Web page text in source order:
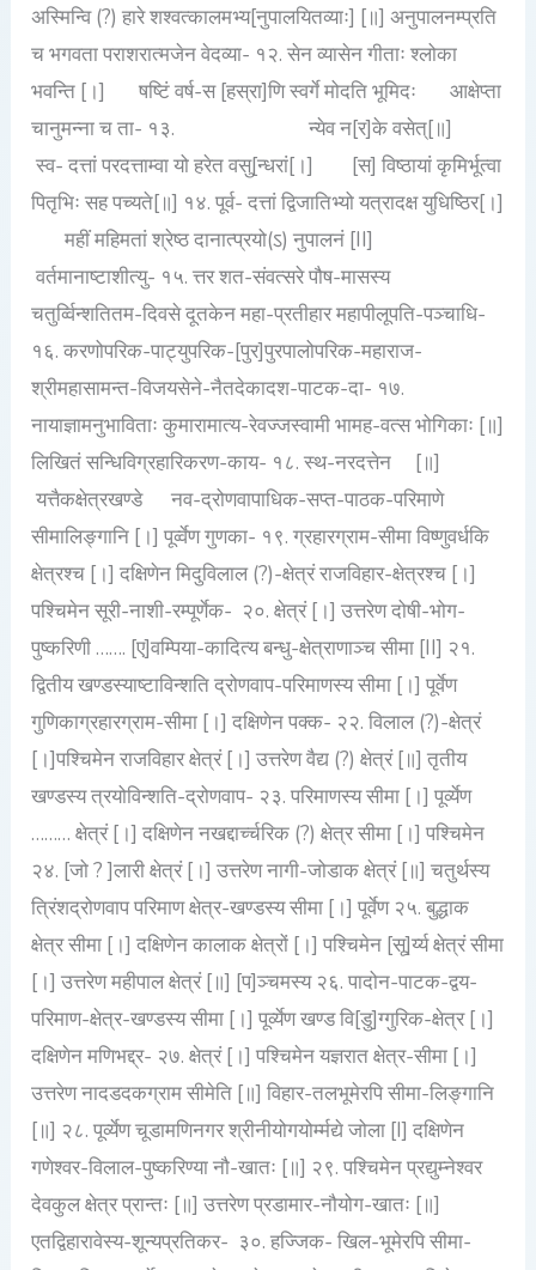
अस्मिन्वि (?) हारे शश्वत्कालमभ्य[नुपालयितव्याः] [॥] अनुपालनम्प्रति
च भगवता पराशरात्मजेन वेदव्या- १२. सेन व्यासेन गीताः श्लोका
भवन्ति [।] षष्टिं वर्ष-स [हस्रा]णि स्वर्गे मोदति भूमिदः आक्षेप्ता
चानुमन्ना च ता- १३. न्येव न[र]के वसेत्[॥]
स्व- दत्तां परदत्ताम्वा यो हरेत वसु[न्धरां[।] [स] विष्ठायां कृमिर्भूत्वा
पितृभिः सह पच्यते[॥] १४. पूर्व- दत्तां द्विजातिभ्यो यत्रादक्ष युधिष्ठिर[।]
महीं महिमतां श्रेष्ठ दानात्प्रयो(ऽ) नुपालनं [II]
वर्तमानाष्टाशीत्यु- १५. त्तर शत-संवत्सरे पौष-मासस्य
चतुर्व्विन्शतितम-दिवसे दूतकेन महा-प्रतीहार महापीलूपति-पञ्चाधि-
१६. करणोपरिक-पाट्युपरिक-[पुर]पुरपालोपरिक-महाराज-
श्रीमहासामन्त-विजयसेने-नैतदेकादश-पाटक-दा- १७.
नायाज्ञामनुभाविताः कुमारामात्य-रेवज्जस्वामी भामह-वत्स भोगिकाः [॥]
लिखितं सन्धिविग्रहारिकरण-काय- १८. स्थ-नरदत्तेन [॥]
यत्तैकक्षेत्रखण्डे नव-द्रोणवापाधिक-सप्त-पाठक-परिमाणे
सीमालिङ्गानि [।] पूर्व्वेण गुणका- १९. ग्रहारग्राम-सीमा विष्णुवर्धकि
क्षेत्रश्च [।] दक्षिणेन मिदुविलाल (?)-क्षेत्रं राजविहार-क्षेत्रश्च [।]
पश्चिमेन सूरी-नाशी-रम्पूर्णेक- २०. क्षेत्रं [।] उत्तरेण दोषी-भोग-
पुष्करिणी ……. [ए]वम्पिया-कादित्य बन्धु-क्षेत्राणाञ्च सीमा [II] २१.
द्वितीय खण्डस्याष्टाविन्शति द्रोणवाप-परिमाणस्य सीमा [।] पूर्वेण
गुणिकाग्रहारग्राम-सीमा [।] दक्षिणेन पक्क- २२. विलाल (?)-क्षेत्रं
[।]पश्चिमेन राजविहार क्षेत्रं [।] उत्तरेण वैद्य (?) क्षेत्रं [॥] तृतीय
खण्डस्य त्रयोविन्शति-द्रोणवाप- २३. परिमाणस्य सीमा [।] पूर्व्येण
……… क्षेत्रं [।] दक्षिणेन नखद्दार्च्चरिक (?) क्षेत्र सीमा [।] पश्चिमेन
२४. [जो ? ]लारी क्षेत्रं [।] उत्तरेण नागी-जोडाक क्षेत्रं [॥] चतुर्थस्य
त्रिंशद्रोणवाप परिमाण क्षेत्र-खण्डस्य सीमा [।] पूर्वेण २५. बुद्धाक
क्षेत्र सीमा [।] दक्षिणेन कालाक क्षेत्रों [।] पश्चिमेन [सू]र्य्य क्षेत्रं सीमा
[।] उत्तरेण महीपाल क्षेत्रं [॥] [प]ञ्चमस्य २६. पादोन-पाटक-द्वय-
परिमाण-क्षेत्र-खण्डस्य सीमा [।] पूर्व्येण खण्ड वि[डु]ग्गुरिक-क्षेत्र [।]
दक्षिणेन मणिभद्द्र- २७. क्षेत्रं [।] पश्चिमेन यज्ञरात क्षेत्र-सीमा [।]
उत्तरेण नादडदकग्राम सीमेति [॥] विहार-तलभूमेरपि सीमा-लिङ्गानि
[॥] २८. पूर्व्येण चूडामणिनगर श्रीनीयोगयोर्म्मद्ये जोला [I] दक्षिणेन
गणेश्वर-विलाल-पुष्करिण्या नौ-खातः [॥] २९. पश्चिमेन प्रद्युम्नेश्वर
देवकुल क्षेत्र प्रान्तः [॥] उत्तरेण प्रडामार-नौयोग-खातः [॥]
एतद्विहारावेस्य-शून्यप्रतिकर- ३०. हज्जिक- खिल-भूमेरपि सीमा-